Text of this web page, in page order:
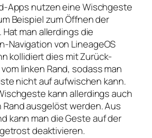
Apps nutzen eine Wischgeste
Beispiel zum Öffnen der
man allerdings die
Navigation von LineageOS
kollidiert dies mit Zurück-
linken Rand, sodass man
nicht auf aufwischen kann.
kann allerdings auch
ausgelöst werden. Aus
kann man die Geste auf der
deaktivieren.